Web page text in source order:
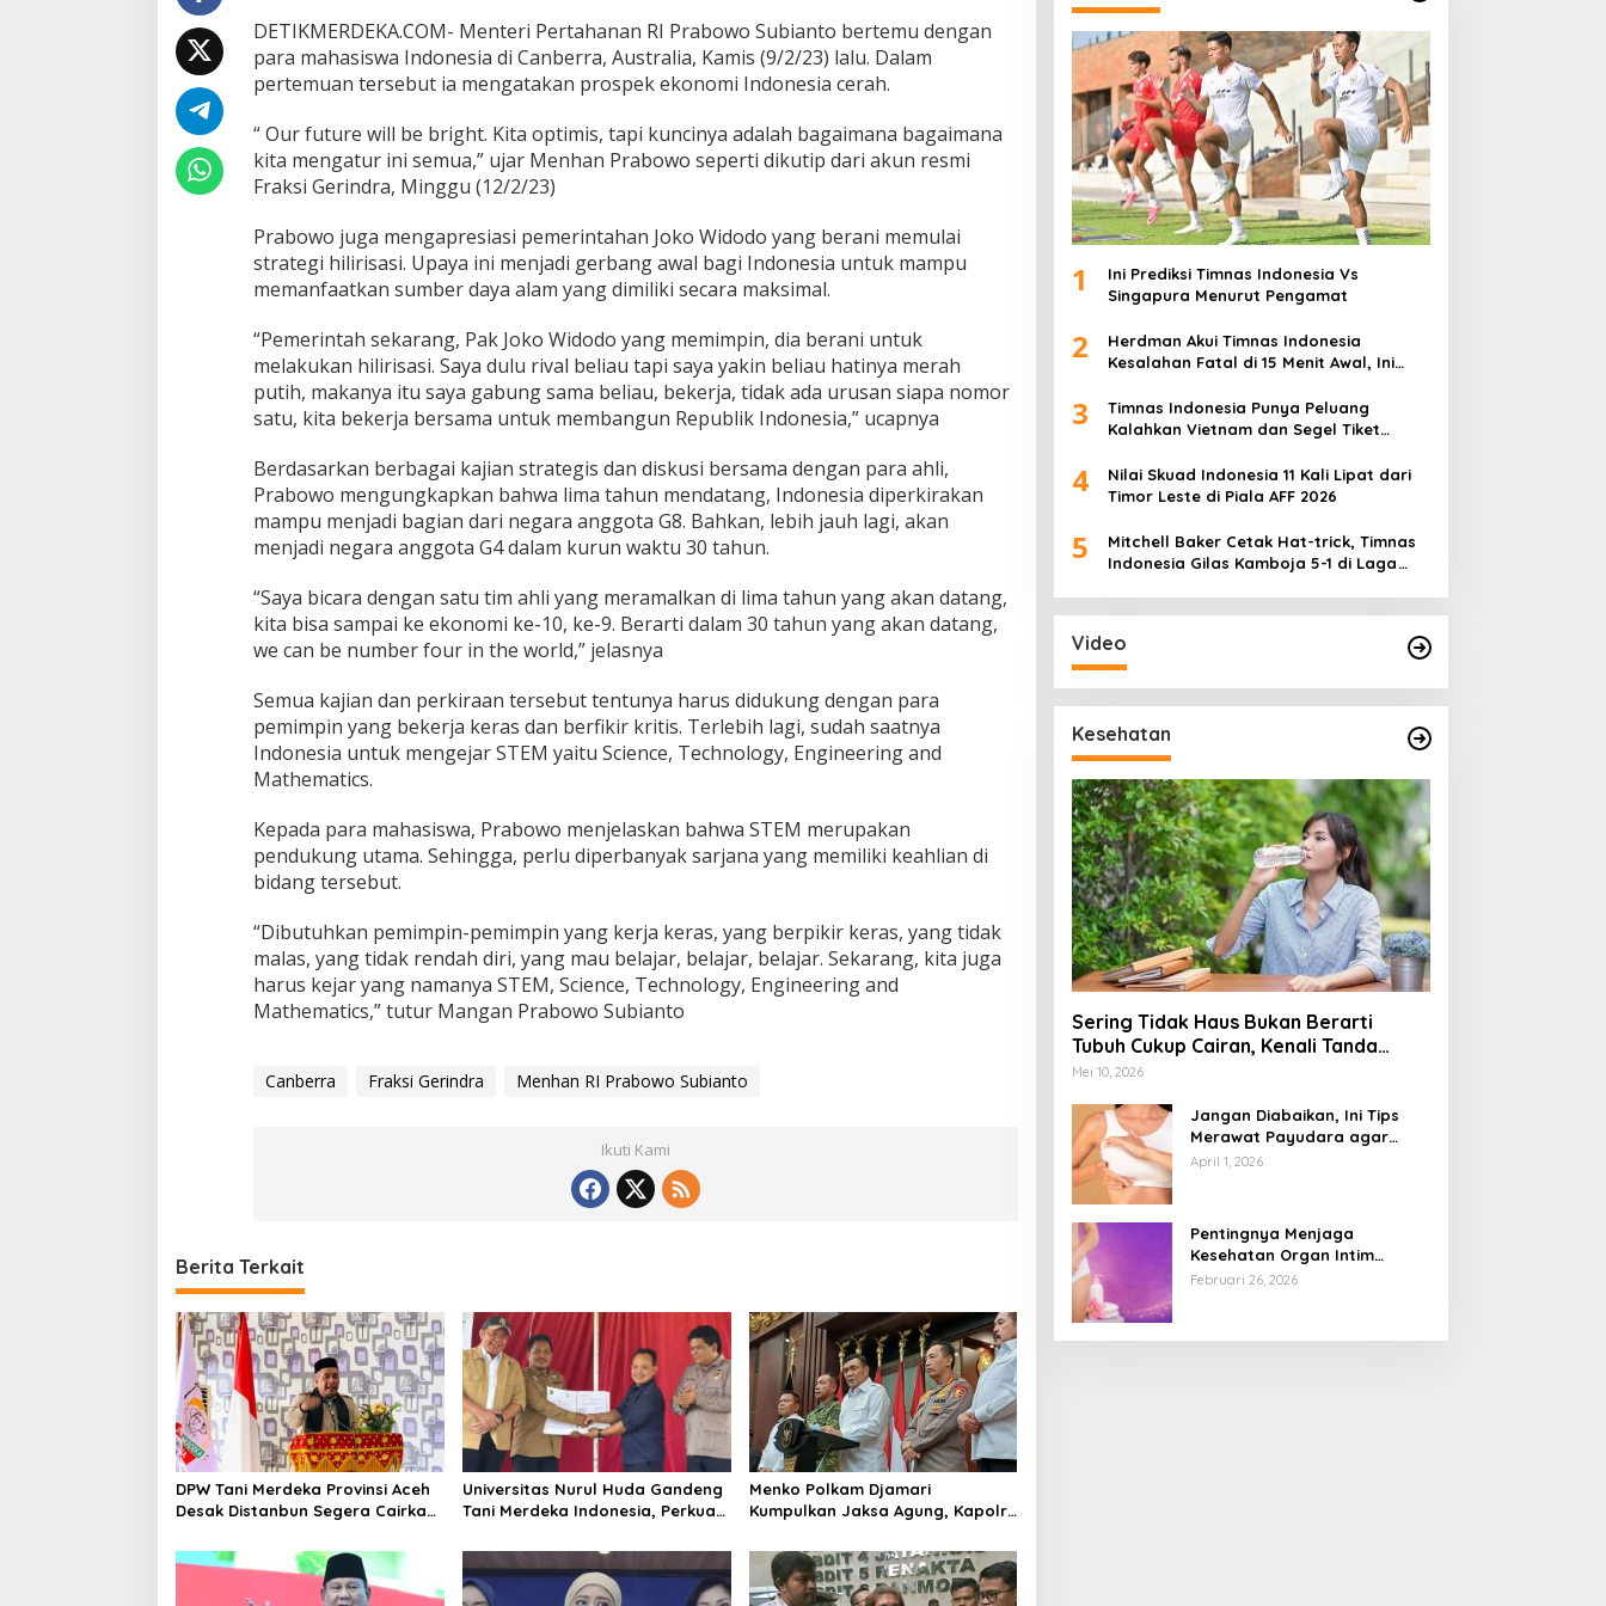
e
s
i
a
e
a
h
P
e
i
p
i
n
H
a
u
s
K
e
r
a
K
e
s
DETIKMERDEKA.COM- Menteri Pertahanan RI Prabowo Subianto bertemu dengan
para mahasiswa Indonesia di Canberra, Australia, Kamis (9/2/23) lalu. Dalam
pertemuan tersebut ia mengatakan prospek ekonomi Indonesia cerah.
“ Our future will be bright. Kita optimis, tapi kuncinya adalah bagaimana bagaimana
kita mengatur ini semua,” ujar Menhan Prabowo seperti dikutip dari akun resmi
Fraksi Gerindra, Minggu (12/2/23)
Prabowo juga mengapresiasi pemerintahan Joko Widodo yang berani memulai
strategi hilirisasi. Upaya ini menjadi gerbang awal bagi Indonesia untuk mampu
memanfaatkan sumber daya alam yang dimiliki secara maksimal.
“Pemerintah sekarang, Pak Joko Widodo yang memimpin, dia berani untuk
melakukan hilirisasi. Saya dulu rival beliau tapi saya yakin beliau hatinya merah
putih, makanya itu saya gabung sama beliau, bekerja, tidak ada urusan siapa nomor
satu, kita bekerja bersama untuk membangun Republik Indonesia,” ucapnya
Berdasarkan berbagai kajian strategis dan diskusi bersama dengan para ahli,
Prabowo mengungkapkan bahwa lima tahun mendatang, Indonesia diperkirakan
mampu menjadi bagian dari negara anggota G8. Bahkan, lebih jauh lagi, akan
menjadi negara anggota G4 dalam kurun waktu 30 tahun.
“Saya bicara dengan satu tim ahli yang meramalkan di lima tahun yang akan datang,
kita bisa sampai ke ekonomi ke-10, ke-9. Berarti dalam 30 tahun yang akan datang,
we can be number four in the world,” jelasnya
Semua kajian dan perkiraan tersebut tentunya harus didukung dengan para
pemimpin yang bekerja keras dan berfikir kritis. Terlebih lagi, sudah saatnya
Indonesia untuk mengejar STEM yaitu Science, Technology, Engineering and
Mathematics.
Kepada para mahasiswa, Prabowo menjelaskan bahwa STEM merupakan
pendukung utama. Sehingga, perlu diperbanyak sarjana yang memiliki keahlian di
bidang tersebut.
“Dibutuhkan pemimpin-pemimpin yang kerja keras, yang berpikir keras, yang tidak
malas, yang tidak rendah diri, yang mau belajar, belajar, belajar. Sekarang, kita juga
harus kejar yang namanya STEM, Science, Technology, Engineering and
Mathematics,” tutur Mangan Prabowo Subianto
Canberra Fraksi Gerindra Menhan RI Prabowo Subianto
Ikuti Kami
Berita Terkait
DPW Tani Merdeka Provinsi Aceh
Desak Distanbun Segera Cairkan
Pertanian Pascabanjir
Universitas Nurul Huda Gandeng
Tani Merdeka Indonesia, Perkuat
Hilirisasi Riset Pertanian
Menko Polkam Djamari
Kumpulkan Jaksa Agung, Kapolri,
Bahas Situasi Nasional
1
Ini Prediksi Timnas Indonesia Vs
Singapura Menurut Pengamat
2
Herdman Akui Timnas Indonesia
Kesalahan Fatal di 15 Menit Awal, Ini
3
Timnas Indonesia Punya Peluang
Kalahkan Vietnam dan Segel Tiket
4
Nilai Skuad Indonesia 11 Kali Lipat dari
Timor Leste di Piala AFF 2026
5
Mitchell Baker Cetak Hat-trick, Timnas
Indonesia Gilas Kamboja 5-1 di Laga
Video
Kesehatan
Sering Tidak Haus Bukan Berarti
Tubuh Cukup Cairan, Kenali Tanda
Dehidrasi Ringan
Mei 10, 2026
Jangan Diabaikan, Ini Tips
Merawat Payudara agar
Tetap Sehat dan Terhindar
April 1, 2026
Pentingnya Menjaga
Kesehatan Organ Intim
Wanita, Ini 3 Cara Perawatan
Februari 26, 2026